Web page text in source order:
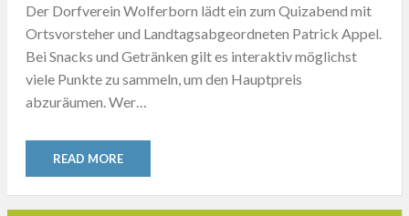
Der Dorfverein Wolferborn lädt ein zum Quizabend mit
Ortsvorsteher und Landtagsabgeordneten Patrick Appel.
Bei Snacks und Getränken gilt es interaktiv möglichst
viele Punkte zu sammeln, um den Hauptpreis
abzuräumen. Wer…
READ MORE